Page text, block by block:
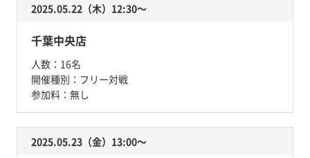
2025.05.22（木）12:30〜
千葉中央店
人数： 16名
開催種別： フリー対戦
参加料： 無し
2025.05.23（金）13:00〜